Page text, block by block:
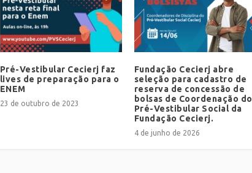
Pré-Vestibular Cecierj faz
lives de preparação para o
ENEM
23 de outubro de 2023
Fundação Cecierj abre
seleção para cadastro de
reserva de concessão de
bolsas de Coordenação do
Pré-Vestibular Social da
Fundação Cecierj.
4 de junho de 2026